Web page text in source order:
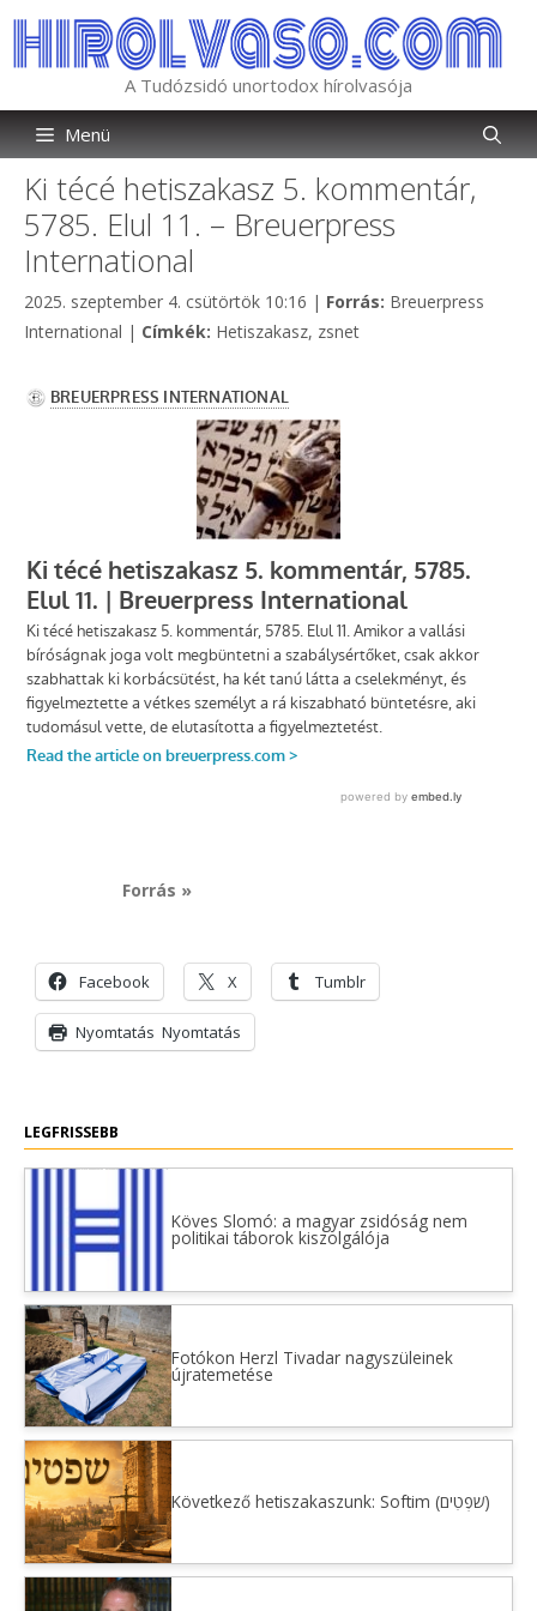
tartalomba
A Tudózsidó unortodox hírolvasója
Menü
Ki técé hetiszakasz 5. kommentár,
5785. Elul 11. – Breuerpress
International
2025. szeptember 4. csütörtök 10:16 | Forrás: Kategória
Breuerpress
International | Címkék: Címkék
Hetiszakasz, zsnet
Forrás »
Facebook X Tumblr
Nyomtatás Nyomtatás
LEGFRISSEBB
Köves Slomó: a magyar zsidóság nem
politikai táborok kiszolgálója
Fotókon Herzl Tivadar nagyszüleinek
újratemetése
Következő hetiszakaszunk: Softim (שֹׁפְטִים)